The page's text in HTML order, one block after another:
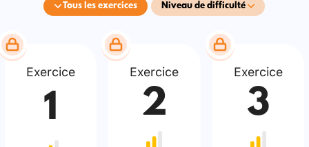
Tous les exercices Niveau de difficulté
Exercice
1
Exercice
2
Exercice
3